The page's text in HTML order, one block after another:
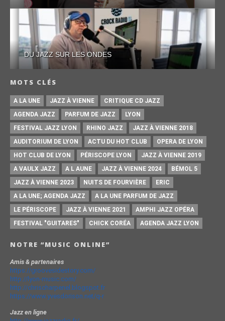
DU JAZZ SUR LES ONDES
MOTS CLÉS
A LA UNE JAZZ À VIENNE
CRITIQUE CD JAZZ
AGENDA JAZZ
PARFUM DE JAZZ
LYON
FESTIVAL JAZZ LYON
RHINO JAZZ
JAZZ À VIENNE 2018
AUDITORIUM DE LYON
ACTU DU HOT CLUB
OPERA DE LYON
HOT CLUB DE LYON
PÉRISCOPE LYON
JAZZ À VIENNE 2019
A VAULX JAZZ
A L AUNE JAZZ À VIENNE 2024
BÉMOL 5
JAZZ À VIENNE 2023
NUITS DE FOURVIÈRE
ERIC
A LA UNE; AGENDA JAZZ
A LA UNE PARFUM DE JAZZ
LE PÉRISCOPE
JAZZ À VIENNE 2021
AMPHI JAZZ OPÉRA
FESTIVAL "GUITARES"
CHICK CORÉA AGENDA JAZZ LYON
NOTRE “MUSIC ONLINE”
Amis & partenaires
https://groovesidestory.com/
http://lyon-music.com/
http://chrischarpenel.blogspot.fr
https://www.yvesdorison.net/q-r
Jazz en ligne